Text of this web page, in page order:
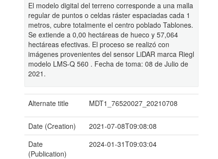
El modelo digital del terreno corresponde a una malla
regular de puntos o celdas ráster espaciadas cada 1
metros, cubre totalmente el centro poblado Tablones.
Se extiende a 0,00 hectáreas de hueco y 57,064
hectáreas efectivas. El proceso se realizó con
imágenes provenientes del sensor LiDAR marca Riegl
modelo LMS-Q 560 . Fecha de toma: 08 de Julio de
2021.
Alternate title MDT1_76520027_20210708
Date (Creation)
2021-07-08T09:08:08
Date
(Publication)
2024-01-31T09:03:04